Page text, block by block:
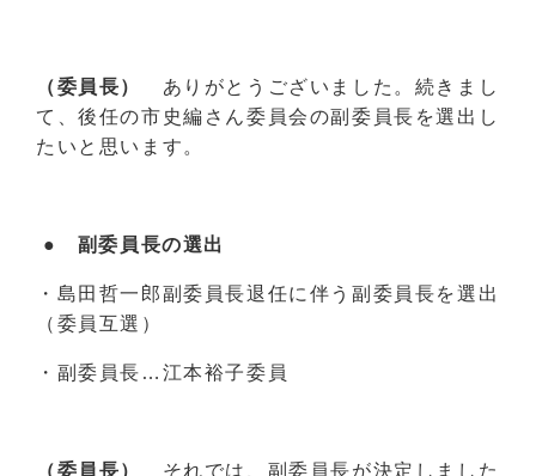
（委員長）
ありがとうございました。続きまし
て、後任の市史編さん委員会の副委員長を選出し
たいと思います。
● 副委員長の選出
・島田哲一郎副委員長退任に伴う副委員長を選出
（委員互選）
・副委員長…江本裕子委員
（委員長）
それでは、副委員長が決定しました